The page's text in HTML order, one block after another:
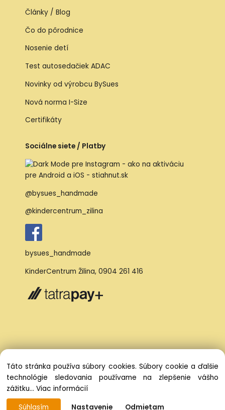
Články / Blog
Čo do pôrodnice
Nosenie detí
Test autosedačiek ADAC
Novinky od výrobcu BySues
Nová norma I-Size
Certifikáty
Sociálne siete / Platby
@bysues_handmade
@kindercentrum_zilina
bysues_handmade
KinderCentrum Žilina, 0904 261 416
Táto stránka používa súbory cookies. Súbory cookie a ďalšie
technológie sledovania používame na zlepšenie vášho
zážitku... Viac informácií
Súhlasím
Nastavenie Odmietam